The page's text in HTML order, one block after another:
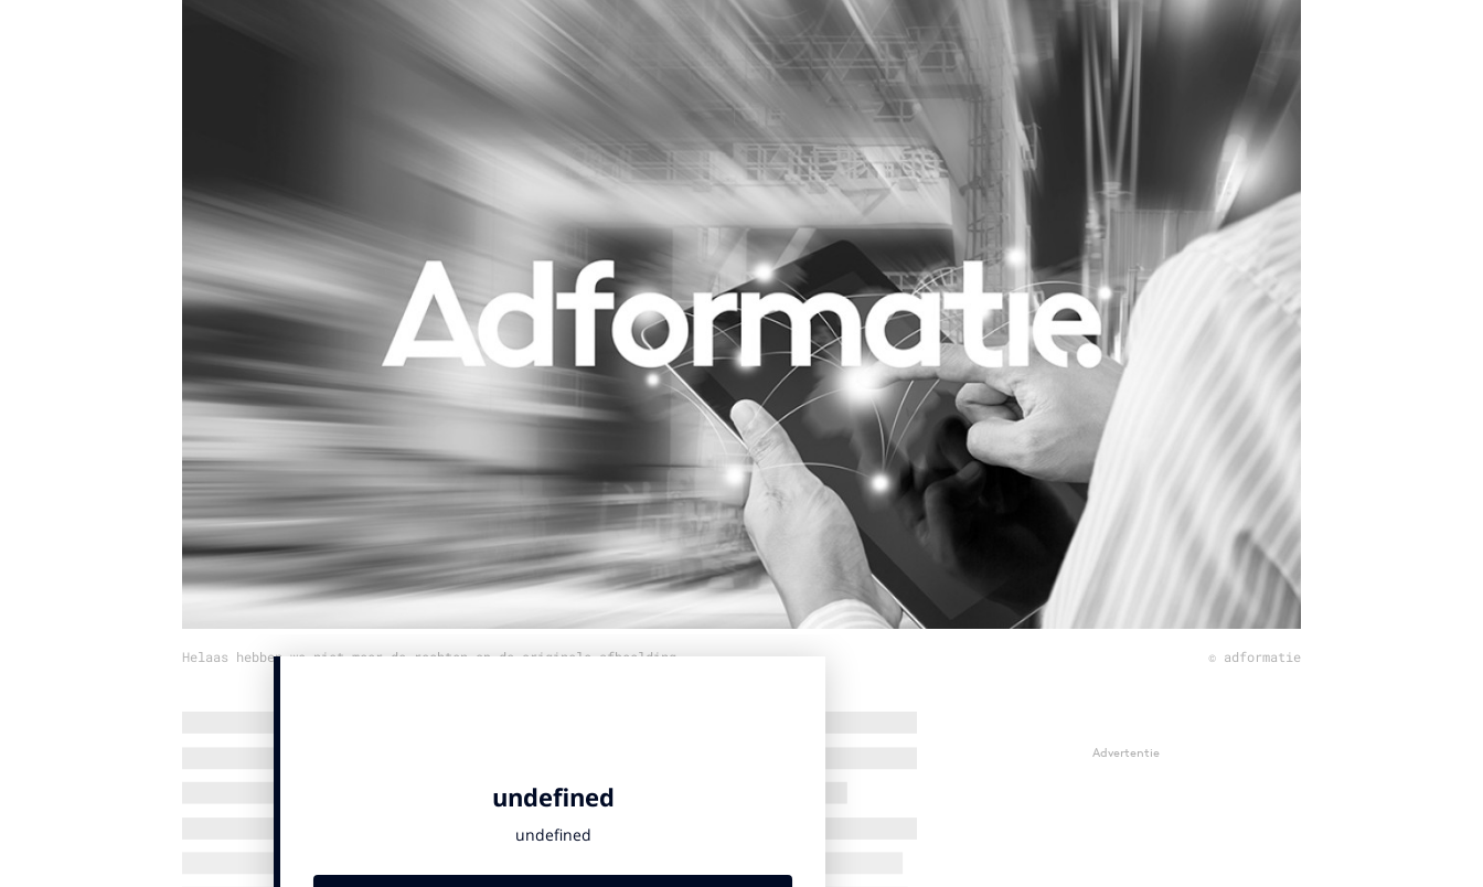
Influencer marketing
Interne communicatie
Purpose Marketing
Reputatie & crisis
Helaas hebben we niet meer de rechten op de originele afbeelding © adformatie
Advertentie